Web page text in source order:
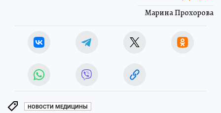
Марина Прохорова
НОВОСТИ МЕДИЦИНЫ